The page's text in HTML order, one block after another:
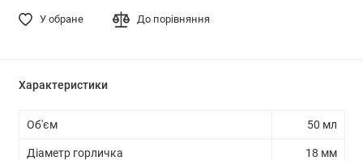
У обране До порівняння
Характеристики
Об'єм 50 мл
Діаметр горличка 18 мм